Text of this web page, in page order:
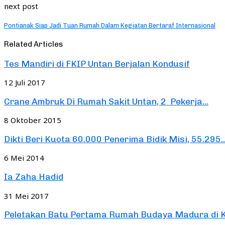
next post
Pontianak Siap Jadi Tuan Rumah Dalam Kegiatan Bertaraf Internasional
Related Articles
Tes Mandiri di FKIP Untan Berjalan Kondusif
12 Juli 2017
Crane Ambruk Di Rumah Sakit Untan, 2 Pekerja...
8 Oktober 2015
Dikti Beri Kuota 60.000 Penerima Bidik Misi,
6 Mei 2014
Ia Zaha Hadid
31 Mei 2017
Peletakan Batu Pertama Rumah Budaya Madura di